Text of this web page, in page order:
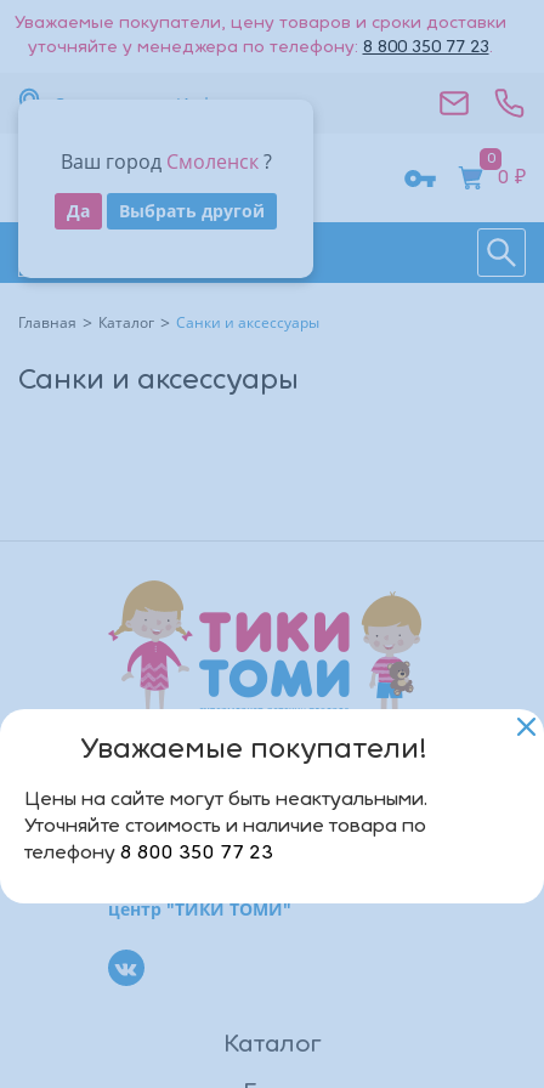
Уважаемые покупатели, цену товаров и сроки доставки
уточняйте у менеджера по телефону: 8 800 350 77 23.
Ваш город Смоленск?
Да Выбрать другой
Смоленск Информация
0
0 ₽
Главная Каталог Санки и аксессуары
Санки и аксессуары
Поиск
Получить код
Другие способы входа:
Другие способы входа:
Войти с паролем
Войти
Восстановить
mail@tiki-tomi.ru
центр "ТИКИ ТОМИ"
Каталог
Уважаемые покупатели!
Цены на сайте могут быть неактуальными.
Уточняйте стоимость и наличие товара по
телефону 8 800 350 77 23